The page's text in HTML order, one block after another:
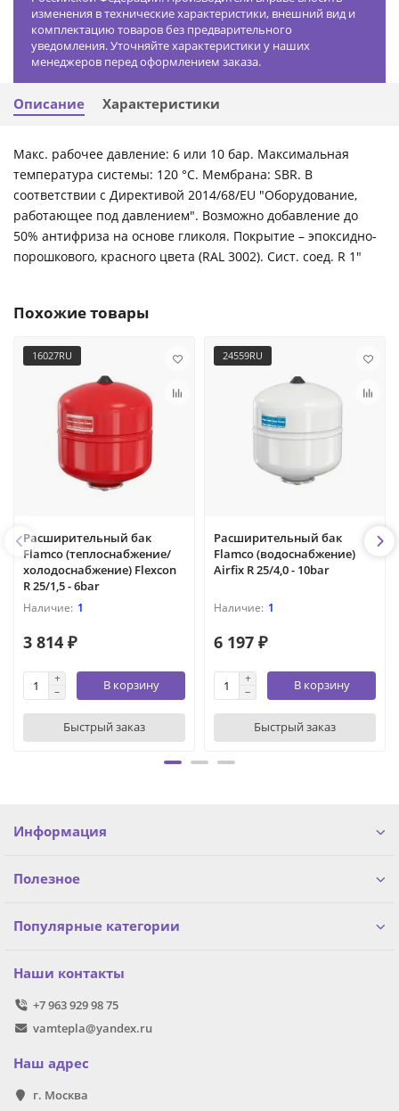
изменения в технические характеристики, внешний вид и
комплектацию товаров без предварительного
уведомления. Уточняйте характеристики у наших
менеджеров перед оформлением заказа.
Описание Характеристики
Макс. рабочее давление: 6 или 10 бар. Максимальная
температура системы: 120 °C. Мембрана: SBR. В
соответствии с Директивой 2014/68/EU "Оборудование,
работающее под давлением". Возможно добавление до
50% антифриза на основе гликоля. Покрытие – эпоксидно-
порошкового, красного цвета (RAL 3002). Сист. соед. R 1"
Похожие товары
16027RU
Расширительный бак
Flamco (теплоснабжение/
холодоснабжение) Flexcon
R 25/1,5 - 6bar
1
3 814 ₽
В корзину
Быстрый заказ
24559RU
Расширительный бак
Flamco (водоснабжение)
Airfix R 25/4,0 - 10bar
1
6 197 ₽
В корзину
Быстрый заказ
Информация
Полезное
Популярные категории
Наши контакты
+7 963 929 98 75
vamtepla@yandex.ru
Наш адрес
г. Москва